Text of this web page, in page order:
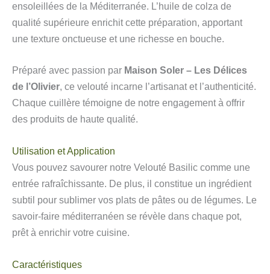
ensoleillées de la Méditerranée. L’huile de colza de
qualité supérieure enrichit cette préparation, apportant
une texture onctueuse et une richesse en bouche.
Préparé avec passion par Maison Soler – Les Délices
de l’Olivier, ce velouté incarne l’artisanat et l’authenticité.
Chaque cuillère témoigne de notre engagement à offrir
des produits de haute qualité.
Utilisation et Application
Vous pouvez savourer notre Velouté Basilic comme une
entrée rafraîchissante. De plus, il constitue un ingrédient
subtil pour sublimer vos plats de pâtes ou de légumes. Le
savoir-faire méditerranéen se révèle dans chaque pot,
prêt à enrichir votre cuisine.
Caractéristiques